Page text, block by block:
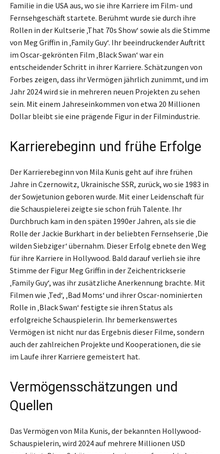
Familie in die USA aus, wo sie ihre Karriere im Film- und
Fernsehgeschäft startete. Berühmt wurde sie durch ihre
Rollen in der Kultserie ‚That 70s Show‘ sowie als die Stimme
von Meg Griffin in ‚Family Guy‘. Ihr beeindruckender Auftritt
im Oscar-gekrönten Film ‚Black Swan‘ war ein
entscheidender Schritt in ihrer Karriere. Schätzungen von
Forbes zeigen, dass ihr Vermögen jährlich zunimmt, und im
Jahr 2024 wird sie in mehreren neuen Projekten zu sehen
sein. Mit einem Jahreseinkommen von etwa 20 Millionen
Dollar bleibt sie eine prägende Figur in der Filmindustrie.
Karrierebeginn und frühe Erfolge
Der Karrierebeginn von Mila Kunis geht auf ihre frühen
Jahre in Czernowitz, Ukrainische SSR, zurück, wo sie 1983 in
der Sowjetunion geboren wurde. Mit einer Leidenschaft für
die Schauspielerei zeigte sie schon früh Talente. Ihr
Durchbruch kam in den späten 1990er Jahren, als sie die
Rolle der Jackie Burkhart in der beliebten Fernsehserie ‚Die
wilden Siebziger‘ übernahm. Dieser Erfolg ebnete den Weg
für ihre Karriere in Hollywood. Bald darauf verlieh sie ihre
Stimme der Figur Meg Griffin in der Zeichentrickserie
‚Family Guy‘, was ihr zusätzliche Anerkennung brachte. Mit
Filmen wie ‚Ted‘, ‚Bad Moms‘ und ihrer Oscar-nominierten
Rolle in ‚Black Swan‘ festigte sie ihren Status als
erfolgreiche Schauspielerin. Ihr bemerkenswertes
Vermögen ist nicht nur das Ergebnis dieser Filme, sondern
auch der zahlreichen Projekte und Kooperationen, die sie
im Laufe ihrer Karriere gemeistert hat.
Vermögensschätzungen und
Quellen
Das Vermögen von Mila Kunis, der bekannten Hollywood-
Schauspielerin, wird 2024 auf mehrere Millionen USD